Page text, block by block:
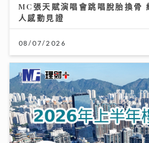
MC張天賦演唱會跳唱脫胎換骨
人感動見證
08/07/2026